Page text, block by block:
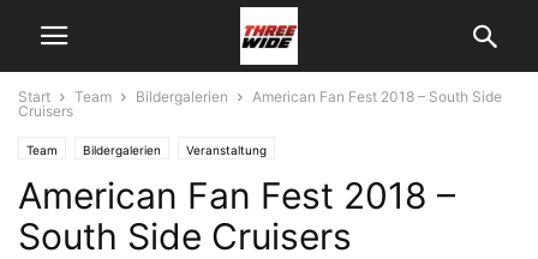
Start Team Bildergalerien
American Fan Fest 2018 – South Side
Cruisers
Team Bildergalerien Veranstaltung
American Fan Fest 2018 –
South Side Cruisers